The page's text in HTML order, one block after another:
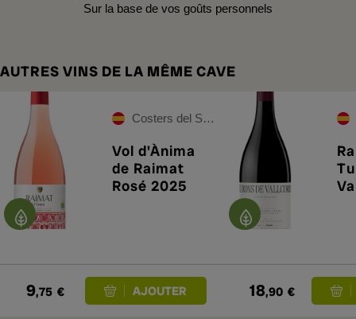
Sur la base de vos goûts personnels
AUTRES VINS DE LA MÊME CAVE
Costers del Segre
Vol d'Ànima
de Raimat
Rosé 2025
9,75 € 18,90 €